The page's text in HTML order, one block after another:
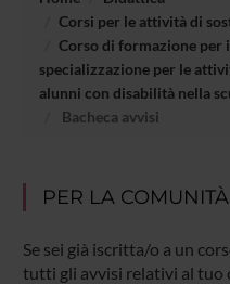
Corsi per le attività di
Corso di formazione per
specializzazione per le
alunni con disabilità nella
Bacheca avvisi
PER LA
Se sei già iscritta/o a un
tutti gli avvisi relativi al tuo